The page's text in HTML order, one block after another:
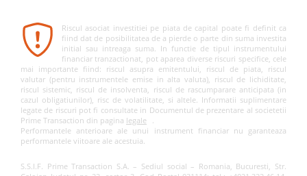
Riscul asociat investitiei pe piata de capital poate fi definit ca
fiind dat de posibilitatea de a pierde o parte din suma investita
initial sau intreaga suma. In functie de tipul instrumentului
financiar tranzactionat, pot aparea diverse riscuri specifice, cele
mai importante fiind: riscul asupra emitentului, riscul de piata, riscul
valutar (pentru instrumentele emise in alta valuta), riscul de lichiditate,
riscul sistemic, riscul de insolventa, riscul de rascumparare anticipata (in
cazul obligatiunilor), risc de volatilitate, si altele. Informatii suplimentare
legate de riscuri pot fi consultate in Documentul de prezentare al societetii
Prime Transaction din pagina legale
Performantele anterioare ale unui instrument financiar nu garanteaza
performantele viitoare ale acestuia.
S.S.I.F. Prime Transaction S.A. – Sediul social – Romania, Bucuresti, Str.